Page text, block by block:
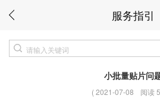
服务指引
小批量贴片问
(2021-07-08 阅读